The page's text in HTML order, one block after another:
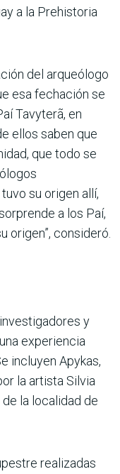
a la Pre­historia
del arqueólogo
esa fechación se
Tavyterã, en
ellos saben que
que todo se
su origen allí,
a los Paí,
origen”, consideró.
y
expe­riencia
incluyen Apykas,
la artista Silvia
la localidad de
realizadas